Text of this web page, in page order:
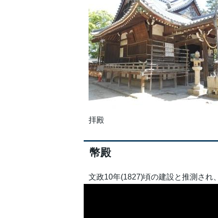
拝殿
幣殿
文政10年(1827)頃の建設と推測され